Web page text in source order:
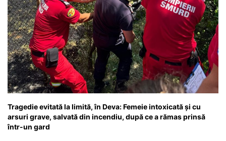
Tragedie evitată la limită, în Deva: Femeie intoxicată și cu
arsuri grave, salvată din incendiu, după ce a rămas prinsă
într-un gard